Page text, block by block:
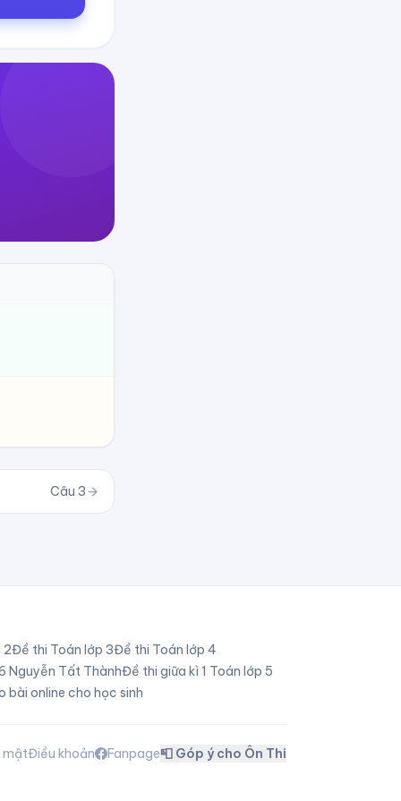
Câu 3
2Đề thi Toán lớp 3Đề thi Toán lớp 4
Nguyễn Tất ThànhĐề thi giữa kì 1 Toán lớp 5
bài online cho học sinh
mậtĐiều khoản Fanpage📮 Góp ý cho Ôn Thi